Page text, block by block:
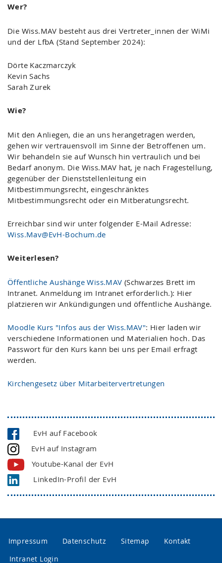
Wer?
Die Wiss.MAV besteht aus drei Vertreter_innen der WiMi
und der LfbA (Stand September 2024):
Dörte Kaczmarczyk
Kevin Sachs
Sarah Zurek
Wie?
Mit den Anliegen, die an uns herangetragen werden,
gehen wir vertrauensvoll im Sinne der Betroffenen um.
Wir behandeln sie auf Wunsch hin vertraulich und bei
Bedarf anonym. Die Wiss.MAV hat, je nach Fragestellung,
gegenüber der Dienststellenleitung ein
Mitbestimmungsrecht, eingeschränktes
Mitbestimmungsrecht oder ein Mitberatungsrecht.
Erreichbar sind wir unter folgender E-Mail Adresse:
Wiss.Mav@EvH-Bochum.de
Weiterlesen?
Öffentliche Aushänge Wiss.MAV (Schwarzes Brett im
Intranet. Anmeldung im Intranet erforderlich.): Hier
platzieren wir Ankündigungen und öffentliche Aushänge.
Moodle Kurs "Infos aus der Wiss.MAV": Hier laden wir
verschiedene Informationen und Materialien hoch. Das
Passwort für den Kurs kann bei uns per Email erfragt
werden.
Kirchengesetz über Mitarbeitervertretungen
EvH auf Facebook
EvH auf Instagram
Youtube-Kanal der EvH
LinkedIn-Profil der EvH
Impressum Datenschutz Sitemap
Kontakt
Intranet Login